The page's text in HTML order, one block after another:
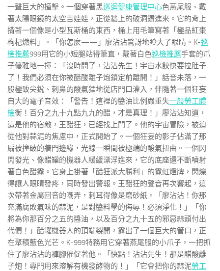
一聲巨大的撞擊。一個穿著黑巡迴健康管理中心色燕尾服、戴
著太陽眼鏡的太空吉娃娃，正從牆上的破洞鑽進來。它的背上
揹著一個像是小型瓦斯桶的東西，桶上用毛筆寫著「極品紅棗
枸杞燃料」。「你怎麼——」廖沾沾驚訝地瞪大了眼睛。K-巡
檢推薦999用它的小短腿站得筆直，戴著白色巡檢推薦手套的爪
子優雅地一揮：「沒時間了，沾沾先生！宇宙水餃快要拉肚子
了！我們必須在你被醋酸離子炮鎖定前離開！」話音未落，一
股極致尖銳、刺鼻的酸氣猛地從店門口灌入，伴隨著一個狂妄
自大的電子音效：「警告！這裡的醬油比例嚴重失一般勞工體
檢衡！百分之九十九點九九的醋，才是真理！」廖沾沾知道，
這是他的宿敵，王醋狂，已經找上門了。他的宇宙冒險，被迫
從他對蒜泥的焦慮中，正式開始了。一個狂妄的影子佔滿了那
扇被撞破的牆門邊緣，光線一瞬間被極端的酸氣扭曲。一個閃
閃發光、像醋罐的機器人緩緩漂浮進來，它的底座還不斷噴射
著白色醋霧。它身上掛著「醋狂派大勝利」的霓虹燈牌，閃爍
得讓人眼睛發疼，同時發出警報。王醋狂的聲音再次響起，這
次帶著金屬回音的嘲弄，刺耳得像是磨砂紙。「廖沾沾！你那
充滿腐敗氣味的蒜泥，是對醬料學的侮辱！必須淨化！」「你
將為你那百分之五的醬油，以及百分之九十五的邪惡蒜頭付出
代價！」醋罐機器人的頂端裂開，露出了一個巨大的管口，正
在聚積藍色光芒。K-999特務用它穿著燕尾服的小爪子，一把抓
住了廖沾沾的褲腳催促著他。「快點！沾沾先生！那是醋酸離
子炮！專門用來溶解有機發酵物的！」「它會把你的蒜泥勞工